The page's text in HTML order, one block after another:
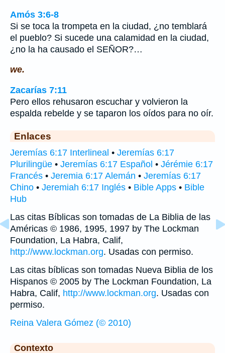
Amós 3:6-8
Si se toca la trompeta en la ciudad, ¿no temblará
el pueblo? Si sucede una calamidad en la ciudad,
¿no la ha causado el SEÑOR?…
we.
Zacarías 7:11
Pero ellos rehusaron escuchar y volvieron la
espalda rebelde y se taparon los oídos para no oír.
Enlaces
Jeremías 6:17 Interlineal • Jeremías 6:17
Plurilingüe • Jeremías 6:17 Español • Jérémie 6:17
Francés • Jeremia 6:17 Alemán • Jeremías 6:17
Chino • Jeremiah 6:17 Inglés • Bible Apps • Bible
Hub
Las citas Bíblicas son tomadas de La Biblia de las
Américas © 1986, 1995, 1997 by The Lockman
Foundation, La Habra, Calif,
http://www.lockman.org. Usadas con permiso.
Las citas bíblicas son tomadas Nueva Biblia de los
Hispanos © 2005 by The Lockman Foundation, La
Habra, Calif, http://www.lockman.org. Usadas con
permiso.
Reina Valera Gómez (© 2010)
Contexto